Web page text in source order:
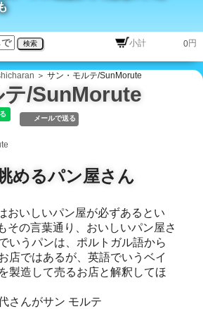
検索 円
＞ サン・モルテ/SunMorute
/SunMorute
メールで送る
めるパン屋さん
その言葉通り、おいしいパン屋さ
いうパンは、ポルトガル語から
店ではあるが、英語でいうベイ
製造して売るお店と解釈してほ
さんがサン モルテ